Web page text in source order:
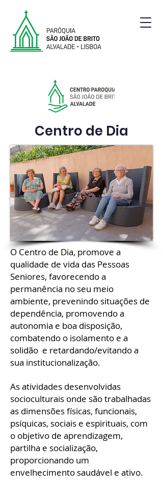
Centro de Dia
O Centro de Dia, promove a
qualidade de vida das Pessoas
Seniores, favorecendo a
permanência no seu meio
ambiente, prevenindo situações de
dependência, promovendo a
autonomia e boa disposição,
combatendo o isolamento e a
solidão e retardando/evitando a
sua institucionalização.
As atividades desenvolvidas
socioculturais onde são trabalhadas
as dimensões físicas, funcionais,
psíquicas, sociais e espirituais, com
o objetivo de aprendizagem,
partilha e socialização,
proporcionando um
envelhecimento saudável e ativo.